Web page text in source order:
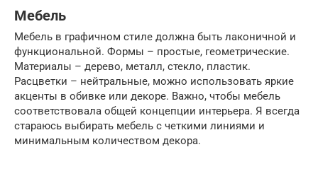
Мебель
Мебель в графичном стиле должна быть лаконичной и
функциональной. Формы – простые, геометрические.
Материалы – дерево, металл, стекло, пластик.
Расцветки – нейтральные, можно использовать яркие
акценты в обивке или декоре. Важно, чтобы мебель
соответствовала общей концепции интерьера. Я всегда
стараюсь выбирать мебель с четкими линиями и
минимальным количеством декора.